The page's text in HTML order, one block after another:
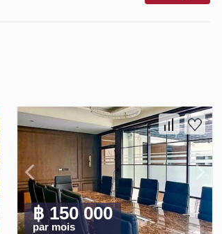
฿ 150 000
par mois